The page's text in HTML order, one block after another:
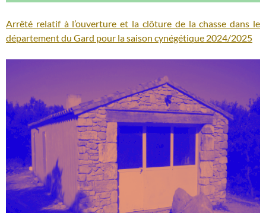
Arrêté relatif à l’ouverture et la clôture de la chasse dans le
département du Gard pour la saison cynégétique 2024/2025